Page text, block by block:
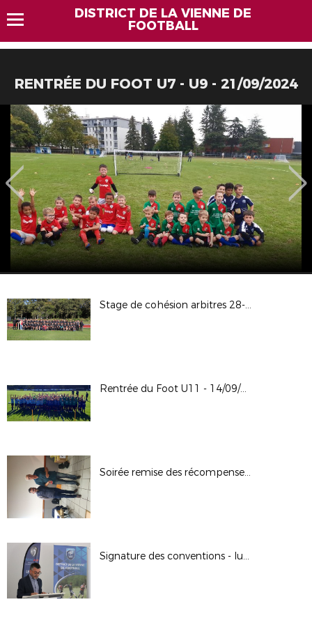
DISTRICT DE LA VIENNE DE
FOOTBALL
RENTRÉE DU FOOT U7 - U9 - 21/09/2024
Stage de cohésion arbitres 28-09-2024 au CREPS de Boivre
Rentrée du Foot U11 - 14/09/2024
Soirée remise des récompenses 13-09-2024 à Bonnes
Signature des conventions - lutte contre les violences dans les stades // 02.09.2024 à Poitiers